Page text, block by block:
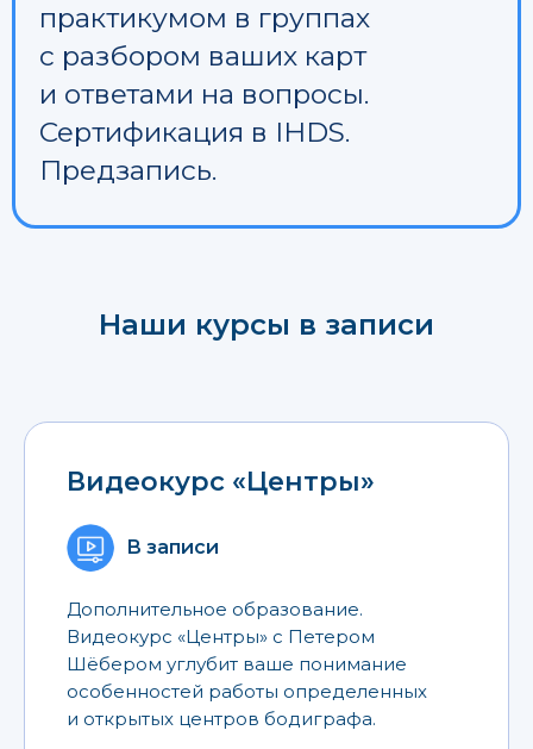
практикумом в группах
с разбором ваших карт
и ответами на вопросы.
Сертификация в IHDS.
Предзапись.
Наши курсы в записи
Видеокурс «Центры»
В записи
Дополнительное образование.
Видеокурс «Центры» с Петером
Шёбером углубит ваше понимание
особенностей работы определенных
и открытых центров бодиграфа.